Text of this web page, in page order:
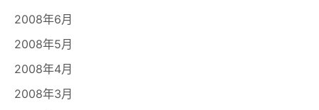
2008年6月
2008年5月
2008年4月
2008年3月